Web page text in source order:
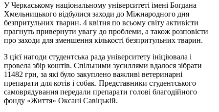
У Черкаському національному університеті імені Богдана
Хмельницького відбулися заходи до Міжнародного дня
безпритульних тварин. 4 квітня по всьому світу активісти
прагнуть привернути увагу до проблеми, а також розповісти
про заходи для зменшення кількості безпритульних тварин.
З цієї нагоди студентська рада університету ініціювала і
провела збір коштів. Спільними зусиллями вдалося зібрати
11482 грн, за які було закуплено важливі ветеринарні
препарати для котів і собак. Представники студентського
самоврядування передали препарати голові благодійного
фонду «Життя» Оксані Савіцькій.